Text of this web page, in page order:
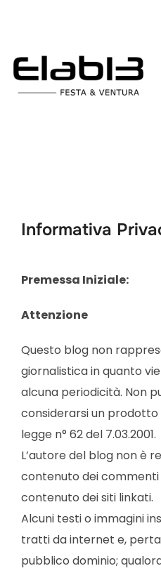
Informativa
Premessa Iniziale:
Attenzione
Questo blog non
giornalistica in quanto
alcuna periodicità. Non
considerarsi un prodotto
legge n° 62 del 7.03.2001.
L’autore del blog non è
contenuto dei commenti
contenuto dei siti linkati.
Alcuni testi o immagini
tratti da internet e,
pubblico dominio;